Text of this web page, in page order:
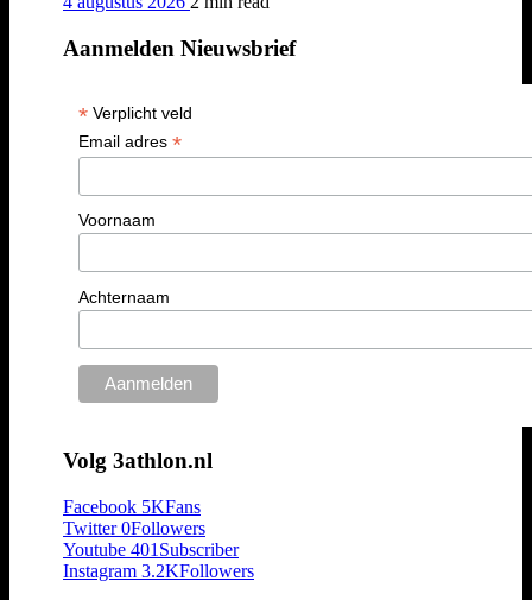
Aanmelden Nieuwsbrief
*Verplicht veld
Email adres *
Voornaam
Achternaam
Volg 3athlon.nl
Facebook 5KFans
Twitter 0Followers
Youtube 401 Subscriber
Instagram 3.2KFollowers